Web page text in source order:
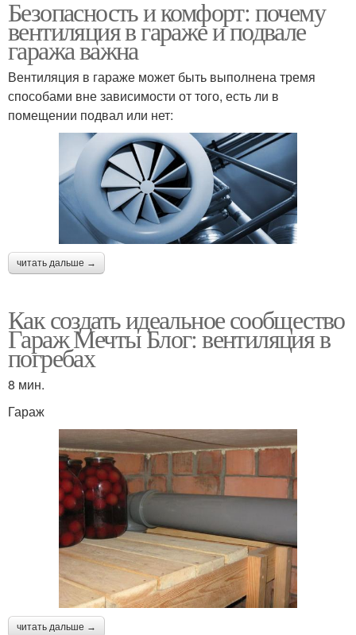
Безопасность и комфорт: почему
вентиляция в гараже и подвале
гаража важна
Вентиляция в гараже может быть выполнена тремя
способами вне зависимости от того, есть ли в
помещении подвал или нет:
читать дальше →
Как создать идеальное сообщество
Гараж Мечты Блог: вентиляция в
погребах
8 мин.
Гараж
читать дальше →